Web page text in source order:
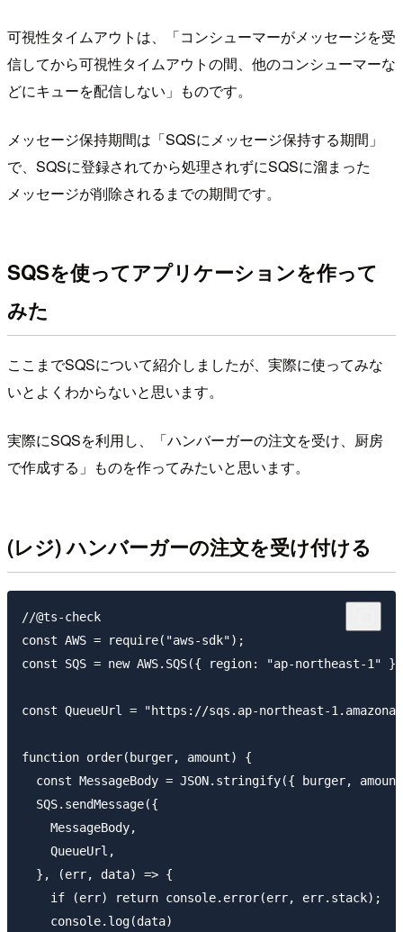
可視性タイムアウトは、「コンシューマーがメッセージを受
信してから可視性タイムアウトの間、他のコンシューマーな
どにキューを配信しない」ものです。
メッセージ保持期間は「SQSにメッセージ保持する期間」
で、SQSに登録されてから処理されずにSQSに溜まった
メッセージが削除されるまでの期間です。
SQSを使ってアプリケーションを作って
みた
ここまでSQSについて紹介しましたが、実際に使ってみな
いとよくわからないと思います。
実際にSQSを利用し、「ハンバーガーの注文を受け、厨房
で作成する」ものを作ってみたいと思います。
(レジ) ハンバーガーの注文を受け付ける
//@ts-check
const AWS = require("aws-sdk");
const SQS = new AWS.SQS({ region: "ap-northeast-1" })
const QueueUrl = "https://sqs.ap-northeast-
function order(burger, amount) {
const MessageBody = JSON.stringify({ burger,
  SQS.sendMessage({
    MessageBody,
    QueueUrl,
  }, (err, data) => {
    if (err) return console.error(err, err.stack);
    console.log(data)